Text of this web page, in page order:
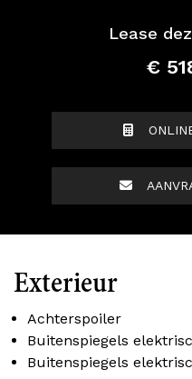
Lease
€
Exterieur
Achterspoiler
Buitenspiegels
Buitenspiegels